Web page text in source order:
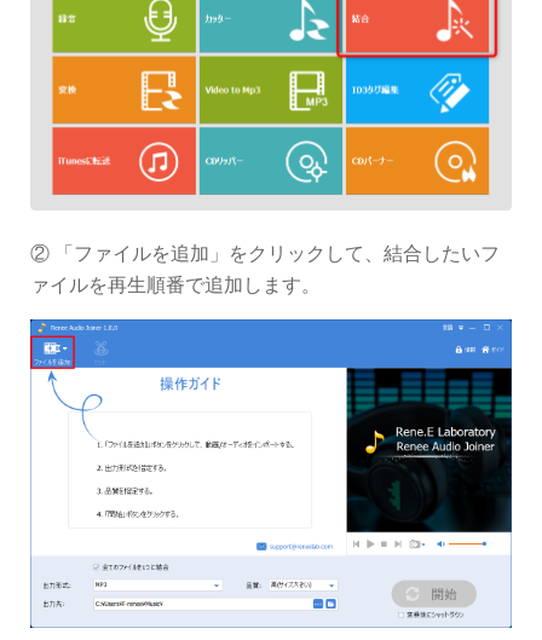
② 「ファイルを追加」をクリックして、結合したいフ
ァイルを再生順番で追加します。